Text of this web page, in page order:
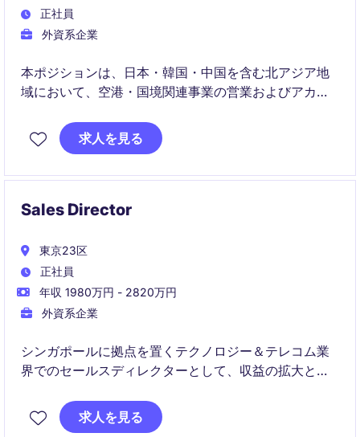
正社員
外資系企業
本ポジションは、日本・韓国・中国を含む北アジア地
域において、空港・国境関連事業の営業およびアカウ
推進します。既存顧客の継続的な価値拡大と新規顧客
開拓の双方をリードし、組織のビジネス拡大に直接影
求人を見る
Sales Director
東京23区
正社員
年収 1980万円 - 2820万円
外資系企業
シンガポールに拠点を置くテクノロジー＆テレコム業
界でのセールスディレクターとして、収益の拡大とビ
の立案およびチームのリーダーシップを発揮し、成功
に導くことが期待されます。
求人を見る